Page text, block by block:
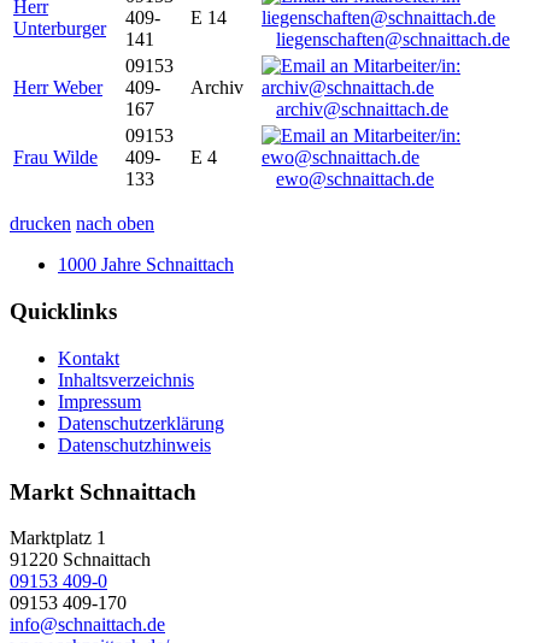
Herr
Unterburger
409-
141
E 14
liegenschaften@schnaittach.de
Herr Weber
09153
409-
167
Archiv
archiv@schnaittach.de
Frau Wilde
09153
409-
133
E 4
ewo@schnaittach.de
drucken nach oben
1000 Jahre Schnaittach
Quicklinks
Kontakt
Inhaltsverzeichnis
Impressum
Datenschutzerklärung
Datenschutzhinweis
Markt Schnaittach
Marktplatz 1
91220 Schnaittach
09153 409-0
09153 409-170
info@schnaittach.de